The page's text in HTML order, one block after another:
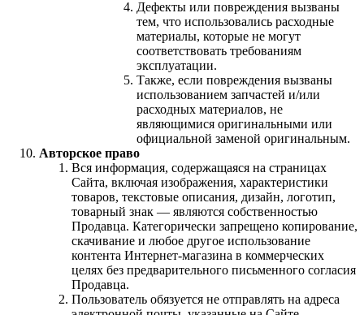
Дефекты или повреждения вызваны
тем, что использовались расходные
материалы, которые не могут
соответствовать требованиям
эксплуатации.
Также, если повреждения вызваны
использованием запчастей и/или
расходных материалов, не
являющимися оригинальными или
официальной заменой оригинальным.
Авторское право
Вся информация, содержащаяся на страницах
Сайта, включая изображения, характеристики
товаров, текстовые описания, дизайн, логотип,
товарный знак — являются собственностью
Продавца. Категорически запрещено копирование,
скачивание и любое другое использование
контента Интернет-магазина в коммерческих
целях без предварительного письменного согласия
Продавца.
Пользователь обязуется не отправлять на адреса